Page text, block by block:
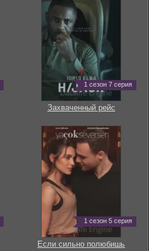
1 сезон 7 серия
Захваченный рейс
1 сезон 5 серия
Если сильно полюбишь